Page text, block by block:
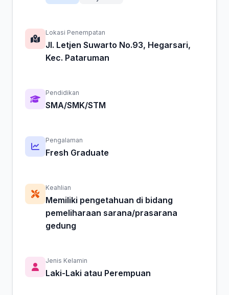
Lokasi Penempatan
Jl. Letjen Suwarto No.93, Hegarsari,
Kec. Pataruman
Pendidikan
SMA/SMK/STM
Pengalaman
Fresh Graduate
Keahlian
Memiliki pengetahuan di bidang
pemeliharaan sarana/prasarana
gedung
Jenis Kelamin
Laki-Laki atau Perempuan